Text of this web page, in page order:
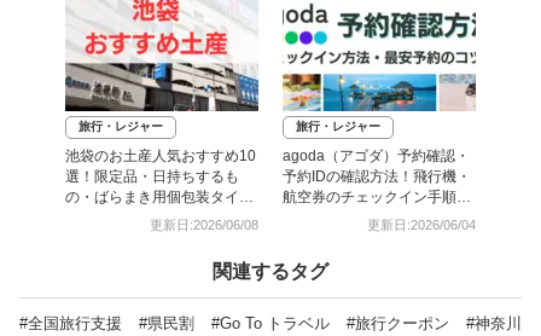
旅行・レジャー
池袋のお土産人気おすすめ10
選！限定品・日持ちするも
の・ばらまき用個包装タイプ
更新日:2026/06/08
旅行・レジャー
agoda（アゴダ）予約確認・
予約IDの確認方法！飛行機・
航空券のチェックイン手順と
照会番号の調べ方も更新日:2026/06/04
関連するタグ
#全国旅行支援 #県民割 #Go To トラベル #旅行クーポン
#神奈川